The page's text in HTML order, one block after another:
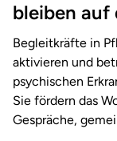
bleiben auf
Begleitkräfte in
aktivieren und
psychischen
Sie fördern das
Gespräche,